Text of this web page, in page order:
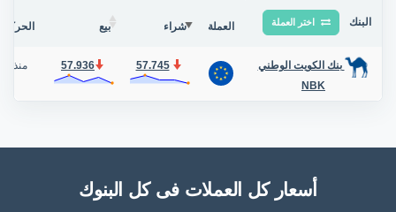
البنك اختر العملة العملة شراء بيع الحركة
بنك الكويت الوطني
NBK
57.745
57.936 منذ 2 أيام
أسعار كل العملات فى كل البنوك